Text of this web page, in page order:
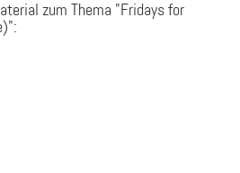
zum Thema "Fridays for